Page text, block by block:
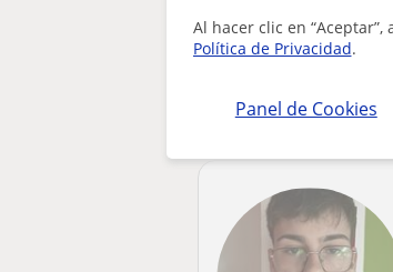
Al hacer clic en
Política de Privacidad.
Panel de Cookies